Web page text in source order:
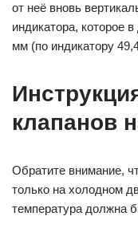
от неё вновь
индикатора, которое
мм (по индикатору
клапанов
Обратите внимание,
только на холодном
температура должна